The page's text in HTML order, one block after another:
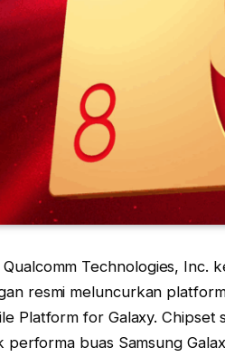
Qualcomm Technologies, Inc.
resmi meluncurkan
Platform for Galaxy. Chipset
performa buas Samsung